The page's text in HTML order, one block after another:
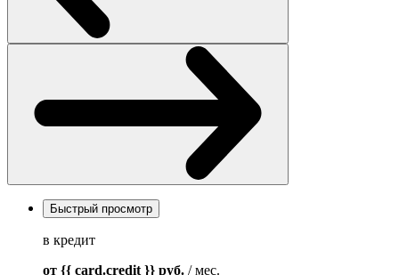
Быстрый просмотр
в кредит
от {{ card.credit }} руб. / мес.